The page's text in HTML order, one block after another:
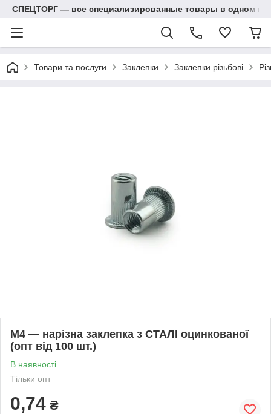
СПЕЦТОРГ — все специализированные товары в одном
Товари та послуги Заклепки Заклепки різьбові
M4 — нарізна заклепка з СТАЛІ оцинкованої
(опт від 100 шт.)
В наявності
Тільки опт
0,74 ₴